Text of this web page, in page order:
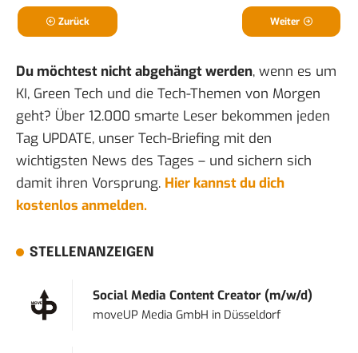
Zurück Weiter
Du möchtest nicht abgehängt werden, wenn es um
KI, Green Tech und die Tech-Themen von Morgen
geht? Über 12.000 smarte Leser bekommen jeden
Tag UPDATE, unser Tech-Briefing mit den
wichtigsten News des Tages – und sichern sich
damit ihren Vorsprung. Hier kannst du dich
kostenlos anmelden.
STELLENANZEIGEN
Social Media Content Creator (m/w/d)
moveUP Media GmbH in Düsseldorf